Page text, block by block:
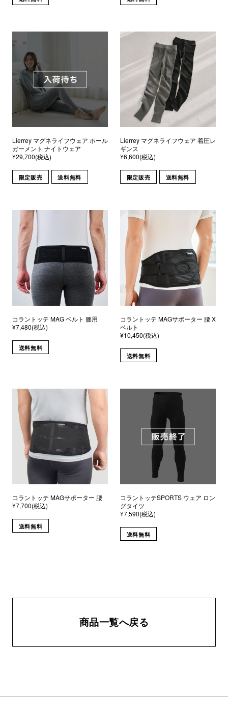
Lierrey マグネライフウェア ホール
ガーメント ナイトウェア
¥29,700(税込)
限定販売 送料無料
Lierrey マグネライフウェア 着圧レ
ギンス
¥6,600(税込)
限定販売 送料無料
コラントッテ MAG ベルト 腰用
¥7,480(税込)
送料無料
コラントッテ MAGサポーター 腰 X
ベルト
¥10,450(税込)
送料無料
コラントッテ MAGサポーター 腰
¥7,700(税込)
送料無料
コラントッテSPORTS ウェア ロン
グタイツ
¥7,590(税込)
送料無料
商品一覧へ戻る